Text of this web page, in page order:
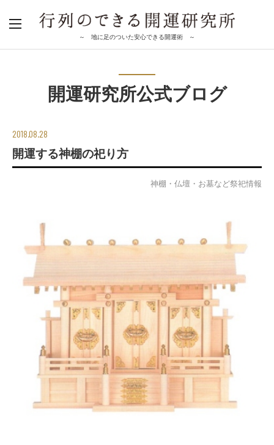
～ 地に足のついた安心できる開運術 ～
開運研究所公式ブログ
2018.08.28
開運する神棚の祀り方
神棚・仏壇・お墓など祭祀情報